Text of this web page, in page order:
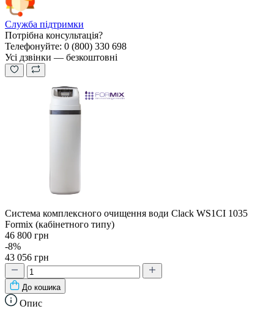
Служба підтримки
Потрібна консультація?
Телефонуйте: 0 (800) 330 698
Усі дзвінки — безкоштовні
Система комплексного очищення води Clack WS1CI 1035
Formix (кабінетного типу)
46 800 грн
-8%
43 056 грн
До кошика
Опис